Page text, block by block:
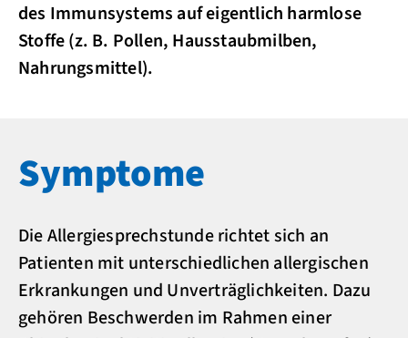
des Immunsystems auf eigentlich harmlose
Stoffe (z. B. Pollen, Hausstaubmilben,
Nahrungsmittel).
Symptome
Die Allergiesprechstunde richtet sich an
Patienten mit unterschiedlichen allergischen
Erkrankungen und Unverträglichkeiten. Dazu
gehören Beschwerden im Rahmen einer